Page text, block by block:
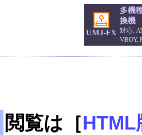
UMJ-FX
多機
換機
対応:
VBOY,
閲覧は［HTML